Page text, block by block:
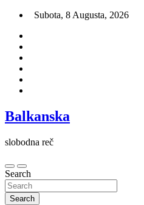
Skip
content
Subota, 8 Augusta, 2026
Balkanska
slobodna reč
Search
Search